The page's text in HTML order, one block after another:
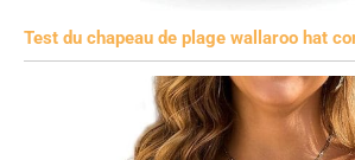
Test du chapeau de plage wallaroo hat